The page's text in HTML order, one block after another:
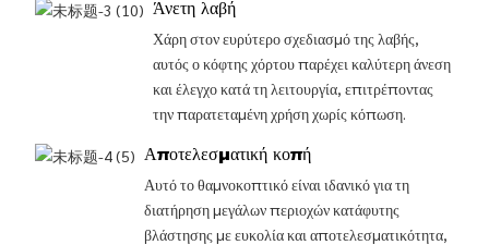
Άνετη λαβή
Χάρη στον ευρύτερο σχεδιασμό της λαβής,
αυτός ο κόφτης χόρτου παρέχει καλύτερη άνεση
και έλεγχο κατά τη λειτουργία, επιτρέποντας
την παρατεταμένη χρήση χωρίς κόπωση.
Αποτελεσματική κοπή
Αυτό το θαμνοκοπτικό είναι ιδανικό για τη
διατήρηση μεγάλων περιοχών κατάφυτης
βλάστησης με ευκολία και αποτελεσματικότητα,